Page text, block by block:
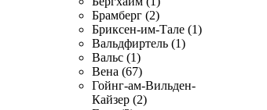
Брамберг (2)
Бриксен-им-Тале (1)
Вальдфиртель (1)
Вальс (1)
Вена (67)
Гойнг-ам-Вильден-
Кайзер (2)